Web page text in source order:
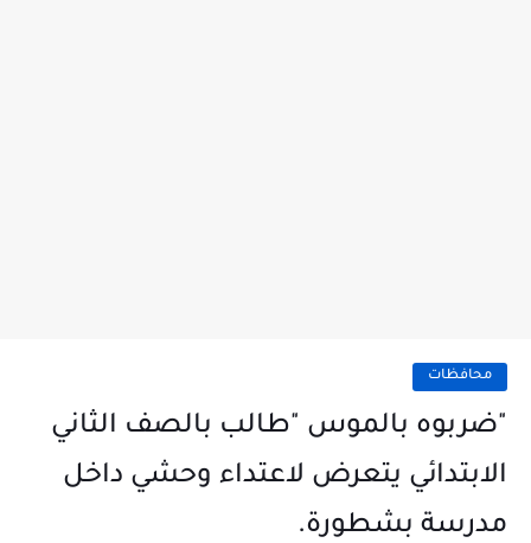
محافظات
"ضربوه بالموس "طالب بالصف الثاني
الابتدائي يتعرض لاعتداء وحشي داخل
مدرسة بشطورة.